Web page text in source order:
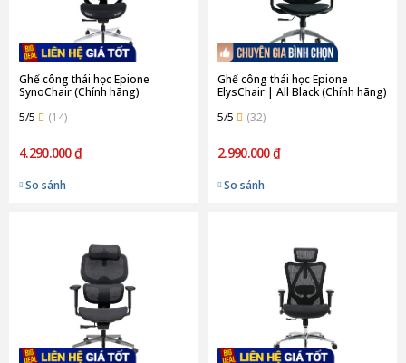
Ghế công thái học Epione
SynoChair (Chính hãng)
5/5
(14)
4.290.000 ₫
So sánh
Ghế công thái học Epione
ElysChair | All Black (Chính hãng)
5/5
(32)
2.990.000 ₫
So sánh